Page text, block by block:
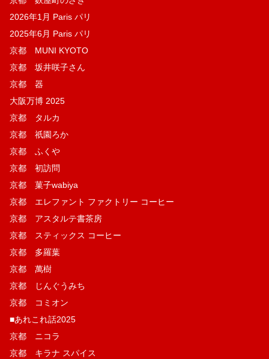
2026年1月 Paris パリ
2025年6月 Paris パリ
京都 MUNI KYOTO
京都 坂井咲子さん
京都 器
大阪万博 2025
京都 タルカ
京都 祇園ろか
京都 ふくや
京都 初訪問
京都 菓子wabiya
京都 エレファント ファクトリー コーヒー
京都 アスタルテ書茶房
京都 スティックス コーヒー
京都 多羅葉
京都 萬樹
京都 じんぐうみち
京都 コミオン
■あれこれ話2025
京都 ニコラ
京都 キラナ スパイス